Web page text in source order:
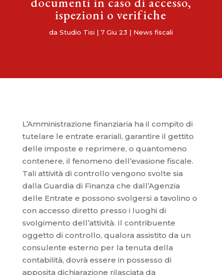
ispezioni o verifiche
da Studio Tisi | 7 Giu 23 | News fiscali
L’Amministrazione finanziaria ha il compito di
tutelare le entrate erariali, garantire il gettito
delle imposte e reprimere, o quantomeno
contenere, il fenomeno dell’evasione fiscale.
Tali attività di controllo vengono svolte sia
dalla Guardia di Finanza che dall’Agenzia
delle Entrate e possono svolgersi a tavolino o
con accesso diretto presso i luoghi di
svolgimento dell’attività. Il contribuente
oggetto di controllo, qualora assistito da un
consulente esterno per la tenuta della
contabilità, dovrà essere in possesso di
apposita dichiarazione rilasciata da